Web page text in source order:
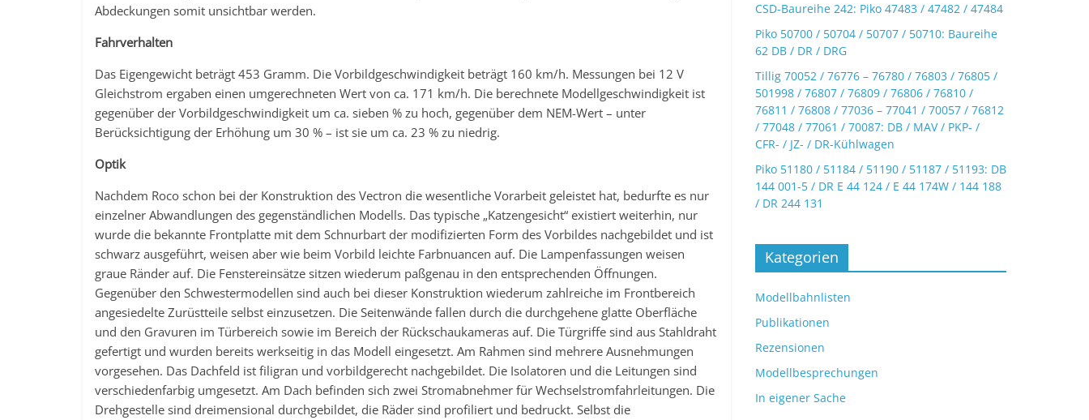
Abdeckungen somit unsichtbar werden.
Fahrverhalten
Das Eigengewicht beträgt 453 Gramm. Die Vorbildgeschwindigkeit beträgt 160 km/h. Messungen bei 12 V
Gleichstrom ergaben einen umgerechneten Wert von ca. 171 km/h. Die berechnete Modellgeschwindigkeit ist
gegenüber der Vorbildgeschwindigkeit um ca. sieben % zu hoch, gegenüber dem NEM-Wert – unter
Berücksichtigung der Erhöhung um 30 % – ist sie um ca. 23 % zu niedrig.
Optik
Nachdem Roco schon bei der Konstruktion des Vectron die wesentliche Vorarbeit geleistet hat, bedurfte es nur
einzelner Abwandlungen des gegenständlichen Modells. Das typische „Katzengesicht“ existiert weiterhin, nur
wurde die bekannte Frontplatte mit dem Schnurbart der modifizierten Form des Vorbildes nachgebildet und ist
schwarz ausgeführt, weisen aber wie beim Vorbild leichte Farbnuancen auf. Die Lampenfassungen weisen
graue Ränder auf. Die Fenstereinsätze sitzen wiederum paßgenau in den entsprechenden Öffnungen.
Gegenüber den Schwestermodellen sind auch bei dieser Konstruktion wiederum zahlreiche im Frontbereich
angesiedelte Zurüstteile selbst einzusetzen. Die Seitenwände fallen durch die durchgehene glatte Oberfläche
und den Gravuren im Türbereich sowie im Bereich der Rückschaukameras auf. Die Türgriffe sind aus Stahldraht
gefertigt und wurden bereits werkseitig in das Modell eingesetzt. Am Rahmen sind mehrere Ausnehmungen
vorgesehen. Das Dachfeld ist filigran und vorbildgerecht nachgebildet. Die Isolatoren und die Leitungen sind
verschiedenfarbig umgesetzt. Am Dach befinden sich zwei Stromabnehmer für Wechselstromfahrleitungen. Die
Drehgestelle sind dreimensional durchgebildet, die Räder sind profiliert und bedruckt. Selbst die
CSD-Baureihe 242: Piko 47483 / 47482 / 47484
Piko 50700 / 50704 / 50707 / 50710: Baureihe
62 DB / DR / DRG
Tillig 70052 / 76776 – 76780 / 76803 / 76805 /
501998 / 76807 / 76809 / 76806 / 76810 /
76811 / 76808 / 77036 – 77041 / 70057 / 76812
/ 77048 / 77061 / 70087: DB / MAV / PKP- /
CFR- / JZ- / DR-Kühlwagen
Piko 51180 / 51184 / 51190 / 51187 / 51193: DB
144 001-5 / DR E 44 124 / E 44 174W / 144 188
/ DR 244 131
Kategorien
Modellbahnlisten
Publikationen
Rezensionen
Modellbesprechungen
In eigener Sache